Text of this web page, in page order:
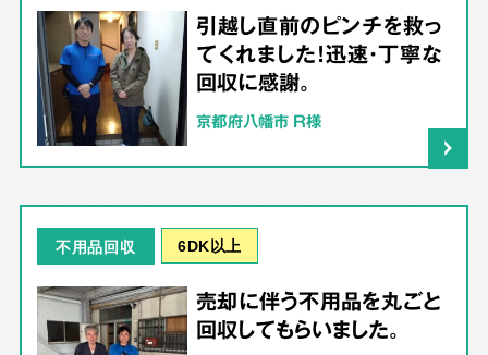
引越し直前のピンチを救っ
てくれました！迅速・丁寧な
回収に感謝。
京都府八幡市 R様
不用品回収 6DK以上
売却に伴う不用品を丸ごと
回収してもらいました。